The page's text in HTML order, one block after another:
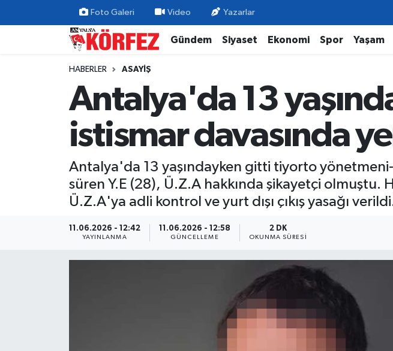
Foto Galeri Video Yazarlar
Gündem Siyaset Ekonomi Spor Yaşam
HABERLER ASAYIŞ
Antalya'da 13
istismar davasında
Antalya'da 13 yaşındayken gitti tiyorto yönetmeni-
süren Y.E (28), Ü.Z.A hakkında şikayetçi olmuştu.
Ü.Z.A'ya adli kontrol ve yurt dışı çıkış yasağı
11.06.2026 - 12:42
YAYINLANMA
11.06.2026 - 12:58
GÜNCELLEME
2 DK
OKUNMA SÜRESI
Gündem
Yerel Yönetim
Nöbetçi Eczaneler
Trafik Durumu
Süper Lig Puan Durumu ve Fikstür
Tüm Manşetler
Son Dakika Haberleri
Haber Arşivi